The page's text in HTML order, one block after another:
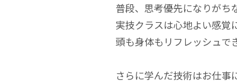
普段、思考優先になりがち
実技クラスは心地よい感覚
頭も身体もリフレッシュで
さらに学んだ技術はお仕事